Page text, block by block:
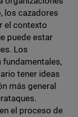
los cazadores
el contexto
puede estar
Los
tener ideas
más general
el proceso de